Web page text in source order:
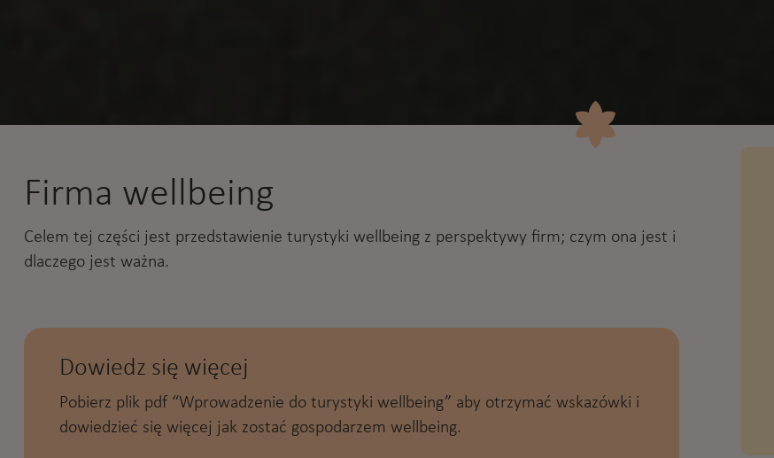
Firma wellbeing
Celem tej części jest przedstawienie turystyki wellbeing z perspektywy firm; czym ona jest i
dlaczego jest ważna.
Dowiedz się więcej
Pobierz plik pdf “Wprowadzenie do turystyki wellbeing” aby otrzymać wskazówki i
dowiedzieć się więcej jak zostać gospodarzem wellbeing.